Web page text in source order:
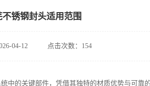
不锈钢封头适用范围
04-12 点击次数：154
中的关键部件，凭借其独特的材质优势与可靠